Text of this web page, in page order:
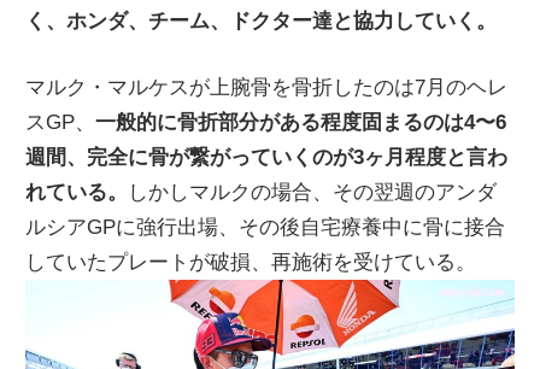
ス
く、ホンダ、チーム、ドクター達と協力していく。
マルク・マルケスが上腕骨を骨折したのは7月のヘレ
スGP、一般的に骨折部分がある程度固まるのは4〜6
週間、完全に骨が繋がっていくのが3ヶ月程度と言わ
れている。
しかしマルクの場合、その翌週のアンダ
ルシアGPに強行出場、その後自宅療養中に骨に接合
していたプレートが破損、再施術を受けている。